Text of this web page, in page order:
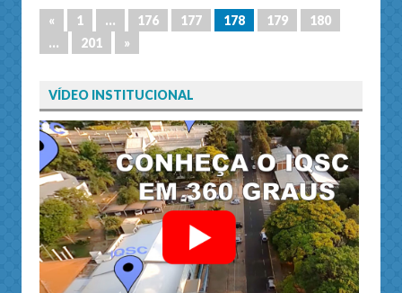
« 1 … 176 177 178 179
180
…
201 »
VÍDEO INSTITUCIONAL